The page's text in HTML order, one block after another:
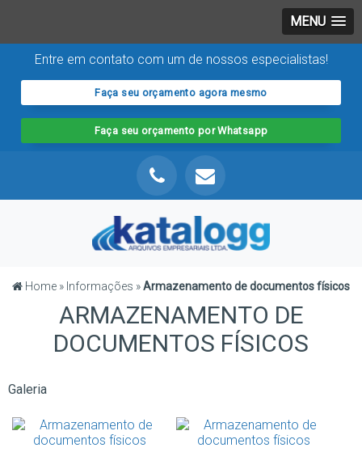
MENU
Entre em contato com um de nossos especialistas!
Faça seu orçamento agora mesmo
Faça seu orçamento por Whatsapp
Home » Informações »Armazenamento de documentos físicos
ARMAZENAMENTO DE
DOCUMENTOS FÍSICOS
Galeria